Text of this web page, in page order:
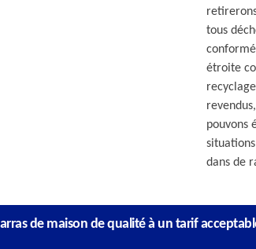
tous
étroite
pouvons
dans de
de maison de qualité à un tarif